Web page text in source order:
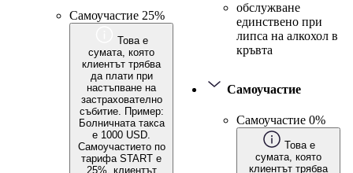
Самоучастие 25%
Това е
сумата, която
клиентът трябва
да плати при
настъпване на
застрахователно
събитие. Пример:
Болничната такса
е 1000 USD.
Самоучастието по
тарифа START е
25%, клиентът
обслужване
единствено при
липса на алкохол в
кръвта
Самоучастие
Самоучастие 0%
Това е
сумата, която
клиентът трябва